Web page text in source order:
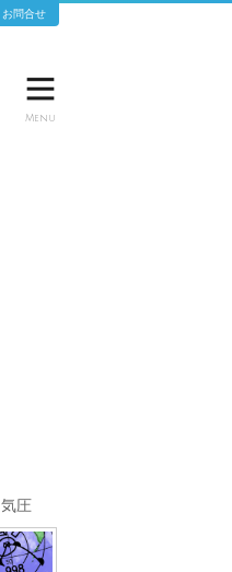

Menu
気圧
お問合せ